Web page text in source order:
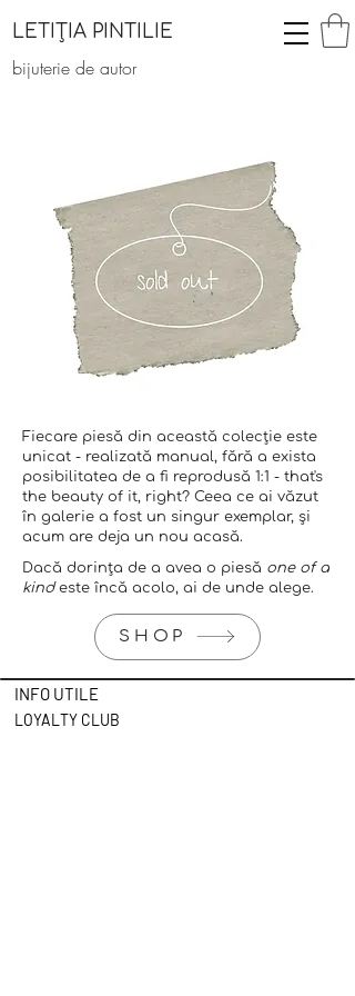
LETIȚIA PINTILIE
bijuterie de autor
Fiecare piesă din această colecție este
unicat - realizată manual, fără a exista
posibilitatea de a fi reprodusă 1:1 - that's
the beauty of it, right? Ceea ce ai văzut
în galerie a fost un singur exemplar, și
acum are deja un nou acasă.
Dacă dorința de a avea o piesă one of a
kindeste încă acolo, ai de unde alege.
SHOP
INFO UTILE
LOYALTY CLUB